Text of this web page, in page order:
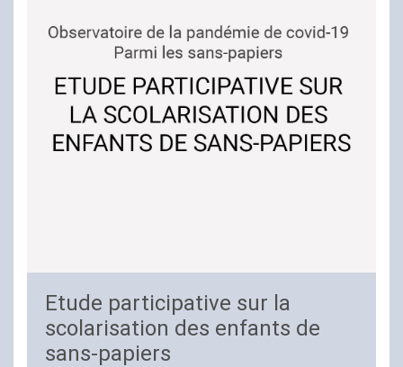
Etude participative sur la
scolarisation des enfants de
sans-papiers